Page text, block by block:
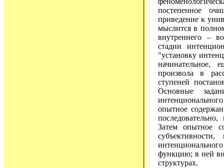
постепенное
приведение к
мыслится в
внутреннего –
стадии
"установку
начинательное,
произвола в
ступеней
Основные
опытное
Затем опытное
функцию; в ней
структурах.